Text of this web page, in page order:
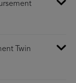
Twin